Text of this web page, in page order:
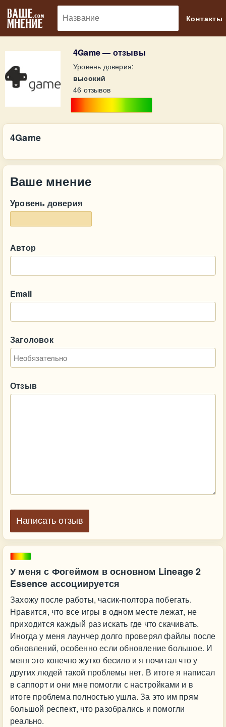
Контакты
4Game — отзывы
Уровень доверия:
высокий
46 отзывов
У меня с Фогеймом в основном Lineage 2
Essence ассоциируется
Захожу после работы, часик-полтора побегать.
Нравится, что все игры в одном месте лежат, не
приходится каждый раз искать где что скачивать.
Иногда у меня лаунчер долго проверял файлы после
обновлений, особенно если обновление большое. И
меня это конечно жутко бесило и я почитал что у
других людей такой проблемы нет. В итоге я написал
в саппорт и они мне помогли с настройками и в
итоге проблема полностью ушла. За это им прям
большой респект, что разобрались и помогли
реально.
4Game
Ваше мнение
Уровень доверия
Автор
Email
Заголовок
Отзыв
Написать отзыв